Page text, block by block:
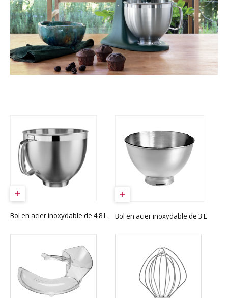
Bol en acier inoxydable de 4,8 L Bol en acier inoxydable de 3 L